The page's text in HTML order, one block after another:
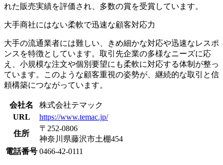
れた販売実績を評価され、多数の賞を受賞しています。
大手商社にはない柔軟で迅速な顧客対応力
大手の流通業者には難しい、きめ細かな対応や迅速なレスポ
ンスを特徴としています。取引先企業の多様なニーズに応
え、小規模な注文や個別要望にも柔軟に対応する体制が整っ
ています。このような顧客重視の姿勢が、継続的な取引と信
頼構築につながっています。
会社名
株式会社テマック
URL
https://www.temac.jp/
住所
〒252-0806
神奈川県藤沢市土棚454
電話番号 0466-42-0111